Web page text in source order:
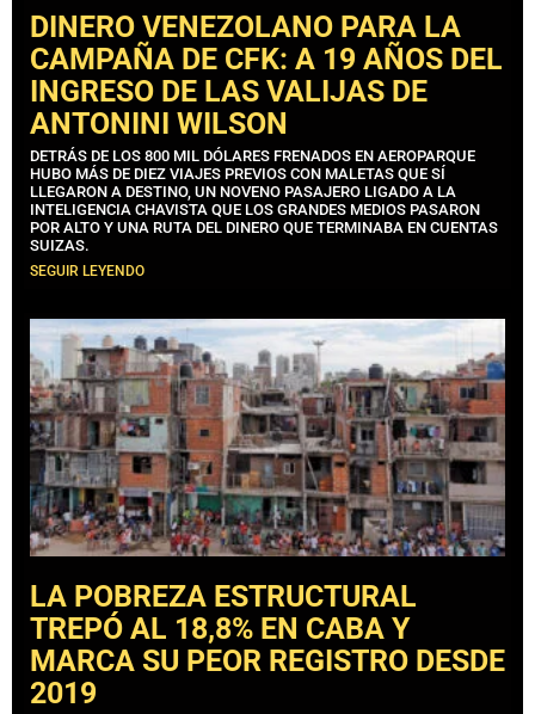
DINERO VENEZOLANO PARA LA
CAMPAÑA DE CFK: A 19 AÑOS DEL
INGRESO DE LAS VALIJAS DE
ANTONINI WILSON
DETRÁS DE LOS 800 MIL DÓLARES FRENADOS EN AEROPARQUE
HUBO MÁS DE DIEZ VIAJES PREVIOS CON MALETAS QUE SÍ
LLEGARON A DESTINO, UN NOVENO PASAJERO LIGADO A LA
INTELIGENCIA CHAVISTA QUE LOS GRANDES MEDIOS PASARON
POR ALTO Y UNA RUTA DEL DINERO QUE TERMINABA EN CUENTAS
SUIZAS.
SEGUIR LEYENDO
LA POBREZA ESTRUCTURAL
TREPÓ AL 18,8% EN CABA Y
MARCA SU PEOR REGISTRO DESDE
2019